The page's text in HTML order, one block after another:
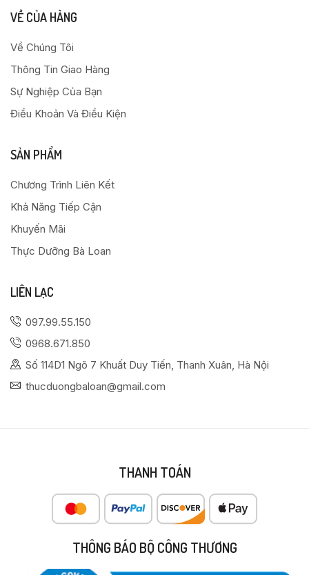
VỀ CỦA HÀNG
Về Chúng Tôi
Thông Tin Giao Hàng
Sự Nghiệp Của Bạn
Điều Khoản Và Điều Kiện
SẢN PHẨM
Chương Trình Liên Kết
Khả Năng Tiếp Cận
Khuyến Mãi
Thực Dưỡng Bà Loan
LIÊN LẠC
097.99.55.150
0968.671.850
Số 114D1 Ngõ 7 Khuất Duy Tiến, Thanh Xuân, Hà Nội
thucduongbaloan@gmail.com
THANH TOÁN
THÔNG BÁO BỘ CÔNG THƯƠNG